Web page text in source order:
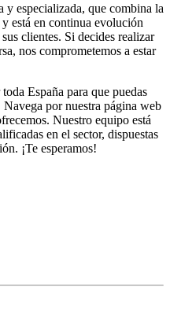
y especializada, que combina la
está en continua evolución
clientes. Si decides realizar
nos comprometemos a estar
España para que puedas
Navega por nuestra página web
Nuestro equipo está
en el sector, dispuestas
¡Te esperamos!